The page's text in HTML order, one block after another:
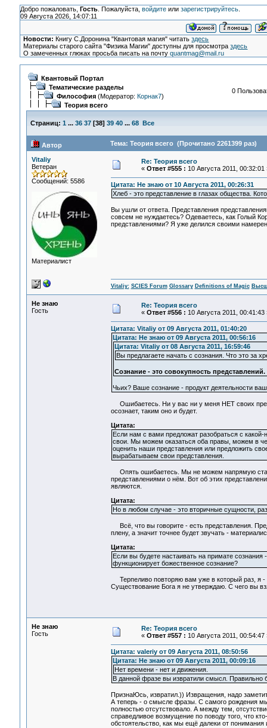
Добро пожаловать, Гость. Пожалуйста, войдитеили зарегистрируйтесь.
09 Августа 2026, 14:07:11
Новости: Книгу С.Доронина "Квантовая магия" читатьздесь
Материалы старого сайта "Физика Магии" доступны для просмотраздесь
О замеченных глюках просьба писать на почтуquantmag@mail.ru
Квантовый Портал
Тематические разделы
Философия(Модератор: Корнак7)
Теория всего
0
Страниц: 1 ... 36 37[38] 39 40 ... 68 Все
Автор Тема: Теория всего (Прочитано 2261399 раз)
Vitaliy
Ветеран
Сообщений: 5586
Материалист
Re: Теория всего
« Ответ #555 : 10 Августа 2011, 00:32:01
Цитата: Не знаю от 10 Августа 2011, 00:26:31
Хлеб - это представление в глазах общества.
Вы ушли от ответа. Представления
совсем не нуждаетесь? Одеваетесь, как Голый
представлениями? Я уже делился своими
Vitaliy: SCIES Forum Glossary Definitions of Magic
Не знаю
Гость
Re: Теория всего
« Ответ #556 : 10 Августа 2011, 00:41:43
Цитата: Vitaliy от 09 Августа 2011, 01:40:20
Цитата: Не знаю от 09 Августа 2011, 00:56:16
Цитата: Vitaliy от 08 Августа 2011, 16:59:46
Вы предлагаете начать с сознания. Что это за
Сознание - это совокупность представлений.
Чьих? Ваше сознание - продукт деятельности
Ошибаетесь. Ни у вас ни у меня НЕТ своих
осознает, таким оно и будет.
Цитата:
Если нам с вами предложат разобраться с
свои. Мы можем оказаться оба правы, можем в
оценить наши представления или предложить
вырабатываем свои представления.
Опять ошибаетесь. Мы не можем напрямую
представлениями о нём. Вот об этих
являются.
Цитата:
Но в любом случае - это вторичные сущности,
Всё, что вы говорите - есть представления.
плену, а значит точнее будет звучать -
Цитата:
Если вы будете настаивать на примате
функционирует божественное сознание?
Терпеливо повторяю вам уже в который раз, я -
Существование Бога я не утверждаю. С чего вы
Не знаю
Гость
Re: Теория всего
« Ответ #557 : 10 Августа 2011, 00:54:47
Цитата: valeriy от 09 Августа 2011, 08:50:56
Цитата: Не знаю от 09 Августа 2011, 00:09:16
Нет времени - нет и движения.
В данной фразе вы извратили смысл. Правильно
ПризнаЮсь, извратил.)) Извращения, надо
А теперь - о смысле фразы. С самого рождения
полностью отсутствовало. А между тем,
справедливое возмущение по поводу того, что
обстоятельство, как мы ещё далеки от